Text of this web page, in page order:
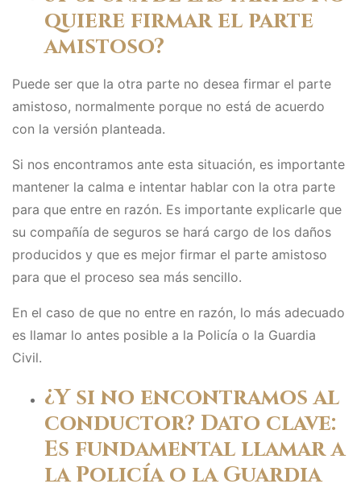
quiere firmar el parte
amistoso?
Puede ser que la otra parte no desea firmar el parte
amistoso, normalmente porque no está de acuerdo
con la versión planteada.
Si nos encontramos ante esta situación, es importante
mantener la calma e intentar hablar con la otra parte
para que entre en razón. Es importante explicarle que
su compañía de seguros se hará cargo de los daños
producidos y que es mejor firmar el parte amistoso
para que el proceso sea más sencillo.
En el caso de que no entre en razón, lo más adecuado
es llamar lo antes posible a la Policía o la Guardia
Civil.
¿Y si no encontramos al
conductor? Dato clave:
Es fundamental llamar a
la Policía o la Guardia